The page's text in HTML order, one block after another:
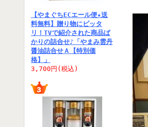
【やまぐちECエール便★送
料無料】贈り物にピッタ
リ！TVで紹介された商品ば
かりの詰合せ♪「やまみ雲丹
醤油詰合せＡ【特別価
格】」
3,700円(税込)